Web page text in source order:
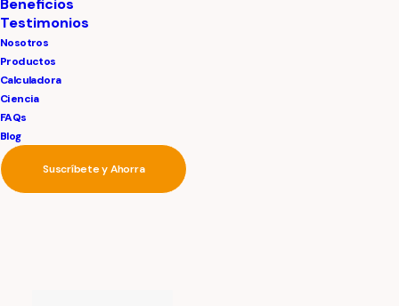
Beneficios
Testimonios
Nosotros
Productos
Calculadora
Ciencia
FAQs
Blog
Suscríbete y Ahorra
Acceder
Nombre de usuario o correo electrónico
Contraseña* Obligatorio